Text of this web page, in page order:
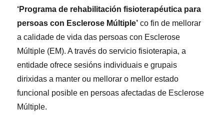
‘Programa de rehabilitación fisioterapéutica para
persoas con Esclerose Múltiple’ co fin de mellorar
a calidade de vida das persoas con Esclerose
Múltiple (EM). A través do servicio fisioterapia, a
entidade ofrece sesións individuais e grupais
dirixidas a manter ou mellorar o mellor estado
funcional posible en persoas afectadas de Esclerose
Múltiple.